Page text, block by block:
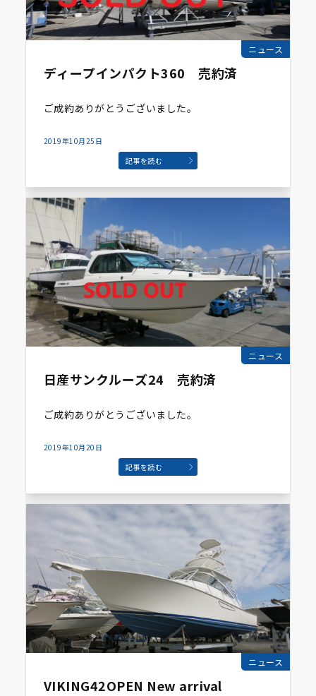
ニュース
ディープインパクト360 売約済
ご成約ありがとうございました。
2019年10月25日
記事を読む
ニュース
日産サンクルーズ24 売約済
ご成約ありがとうございました。
2019年10月20日
記事を読む
ニュース
VIKING42OPEN New arrival